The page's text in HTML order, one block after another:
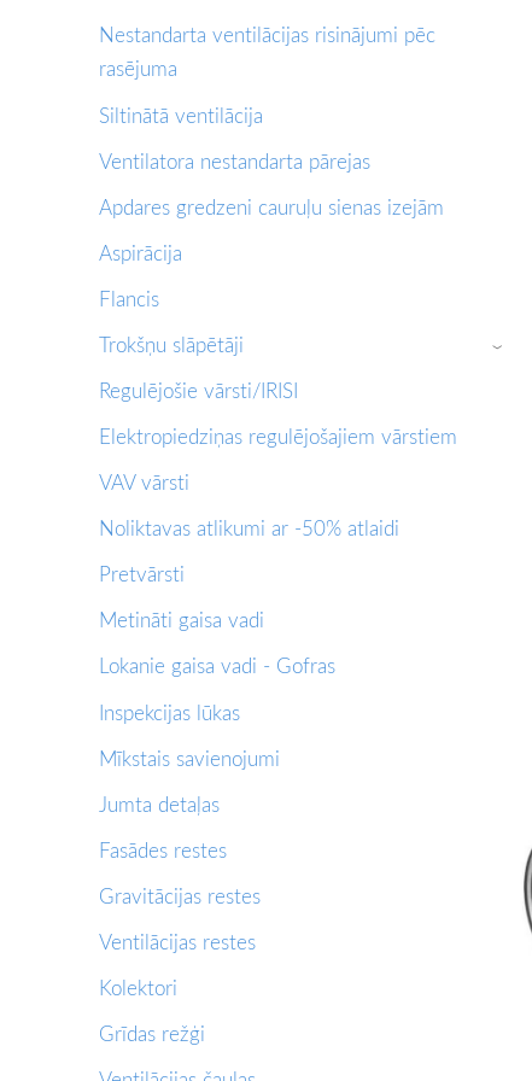
Nestandarta ventilācijas risinājumi pēc
rasējuma
Siltinātā ventilācija
Ventilatora nestandarta pārejas
Apdares gredzeni cauruļu sienas izejām
Aspirācija
Flancis
Trokšņu slāpētāji
›
Regulējošie vārsti/IRISI
Elektropiedziņas regulējošajiem vārstiem
VAV vārsti
Noliktavas atlikumi ar -50% atlaidi
Pretvārsti
Metināti gaisa vadi
Lokanie gaisa vadi - Gofras
Inspekcijas lūkas
Mīkstais savienojumi
Jumta detaļas
Fasādes restes
Gravitācijas restes
Ventilācijas restes
Kolektori
Grīdas režģi